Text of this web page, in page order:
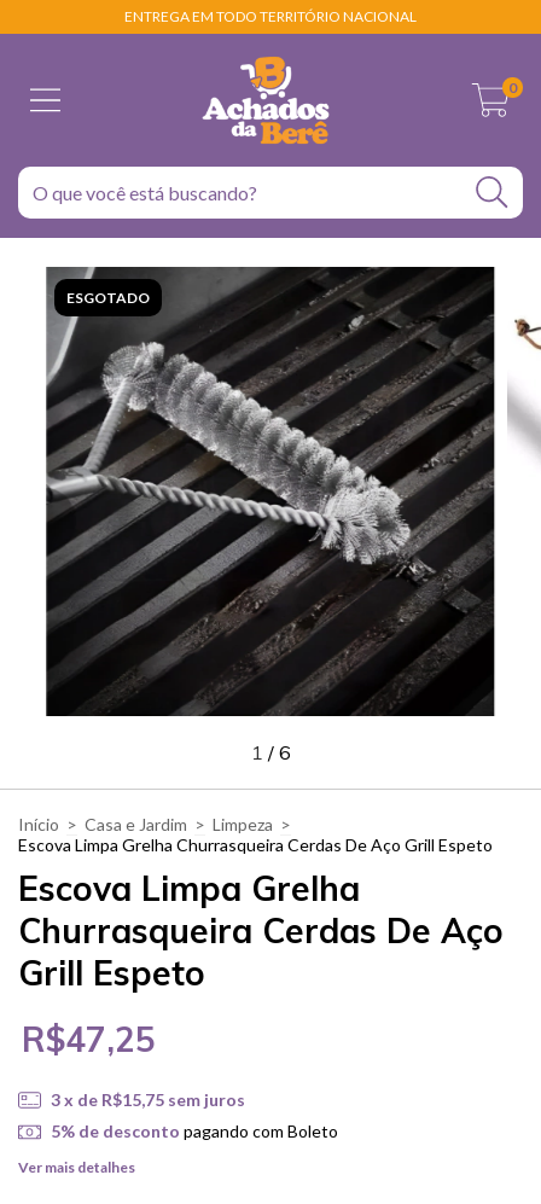
ENTREGA EM TODO TERRITÓRIO NACIONAL
0
ESGOTADO
1 / 6
Início > Casa e Jardim > Limpeza >
Escova Limpa Grelha Churrasqueira Cerdas De Aço Grill Espeto
Escova Limpa Grelha
Churrasqueira Cerdas De Aço
Grill Espeto
R$47,25
3x de R$15,75 sem juros
5% de desconto pagando com Boleto
Ver mais detalhes